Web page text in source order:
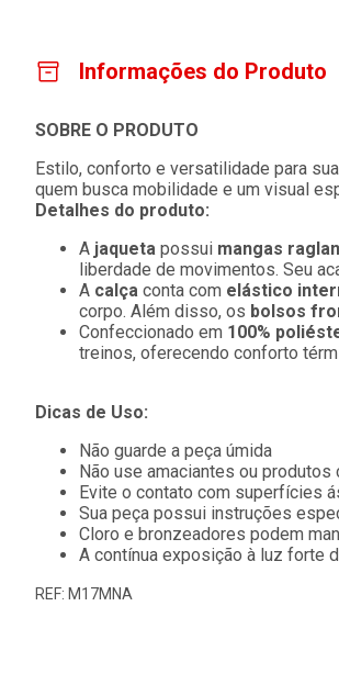
Informações do Produto
SOBRE O PRODUTO
Estilo, conforto e versatilidade para
quem busca mobilidade e um visual
Detalhes do produto:
A jaqueta possui mangas raglan
liberdade de movimentos. Seu
A calça conta com elástico
corpo. Além disso, os bolsos
Confeccionado em 100%
treinos, oferecendo conforto
Dicas de Uso:
Não guarde a peça úmida
Não use amaciantes ou
Evite o contato com superfícies
Sua peça possui instruções
Cloro e bronzeadores podem
A contínua exposição à luz forte
REF: M17MNA